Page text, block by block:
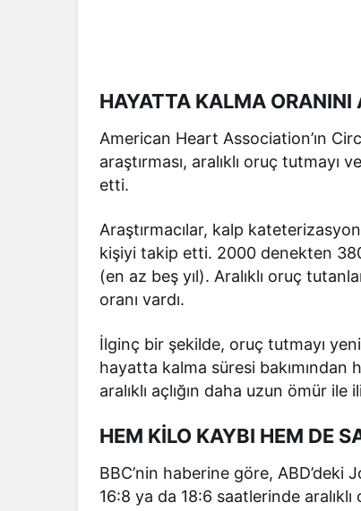
HAYATTA KALMA ORANINI
American Heart Association’ın
araştırması, aralıklı oruç
etti.
Araştırmacılar, kalp
kişiyi takip etti. 2000 denekten
(en az beş yıl). Aralıklı oruç
oranı vardı.
İlginç bir şekilde, oruç tutmayı
hayatta kalma süresi
aralıklı açlığın daha uzun ömür
HEM KİLO KAYBI HEM DE
BBC’nin haberine göre, ABD’deki
16:8 ya da 18:6 saatlerinde